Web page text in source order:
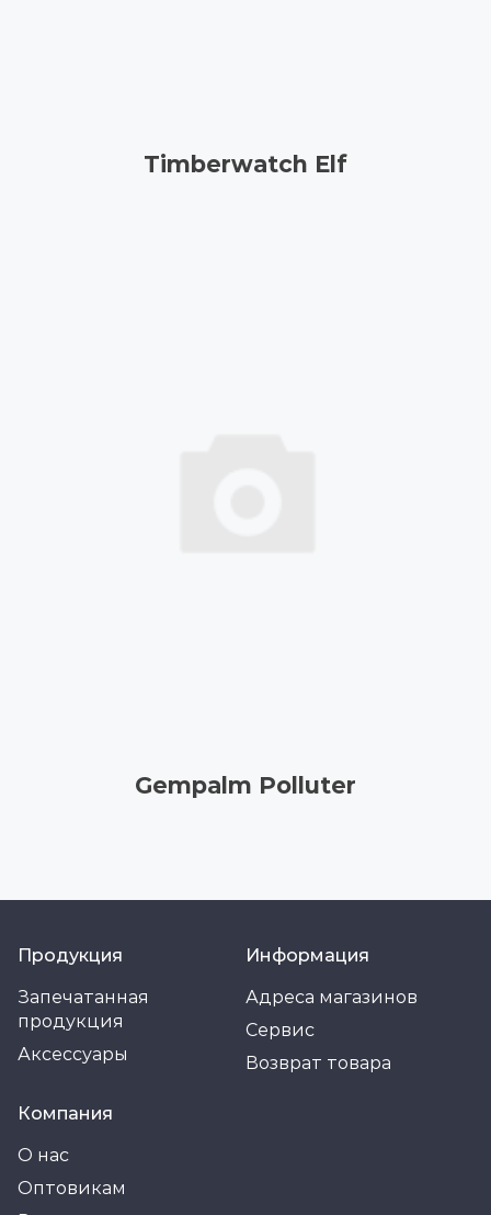
Timberwatch Elf
Gempalm Polluter
Продукция
Запечатанная
продукция
Аксессуары
Информация
Адреса магазинов
Сервис
Возврат товара
Компания
О нас
Оптовикам